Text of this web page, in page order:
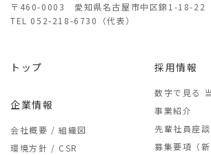
〒460-0003 愛知県名古屋市中区錦1-18-22
TEL 052-218-6730（代表）
トップ
企業情報
会社概要 / 組織図
環境方針 / CSR
採用情報
数字で見る
事業紹介
先輩社員座
募集要項（新